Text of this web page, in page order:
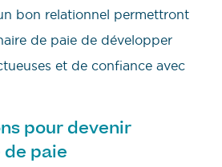
bon relationnel permettront
de paie de développer
et de confiance avec
pour devenir
paie